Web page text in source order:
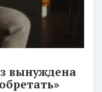
вынуждена